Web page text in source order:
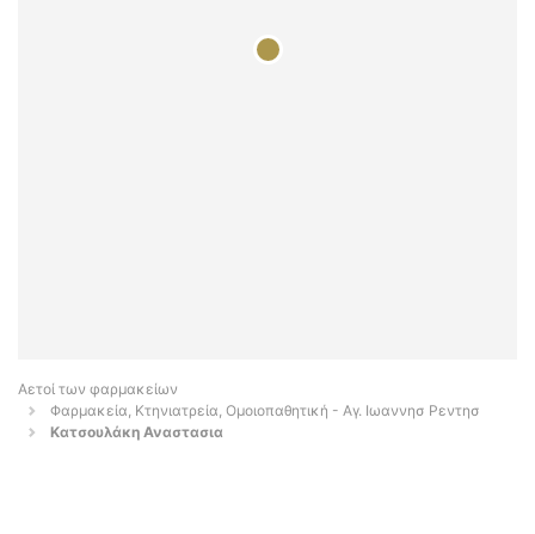
Αετοί των φαρμακείων
Φαρμακεία, Κτηνιατρεία, Ομοιοπαθητική - Αγ. Ιωαννησ Ρεντησ
Κατσουλάκη Αναστασια